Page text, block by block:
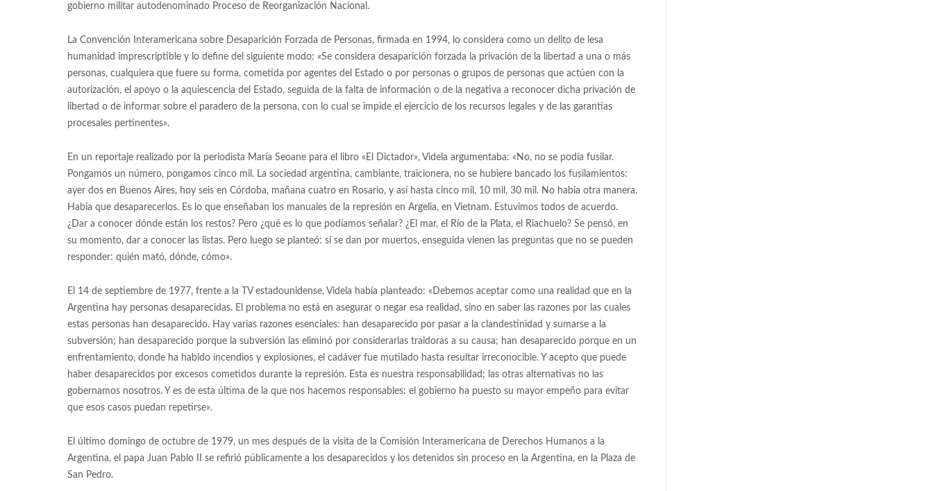
gobierno militar autodenominado Proceso de Reorganización Nacional.
La Convención Interamericana sobre Desaparición Forzada de Personas, firmada en 1994, lo considera como un delito de lesa
humanidad imprescriptible y lo define del siguiente modo: «Se considera desaparición forzada la privación de la libertad a una o más
personas, cualquiera que fuere su forma, cometida por agentes del Estado o por personas o grupos de personas que actúen con la
autorización, el apoyo o la aquiescencia del Estado, seguida de la falta de información o de la negativa a reconocer dicha privación de
libertad o de informar sobre el paradero de la persona, con lo cual se impide el ejercicio de los recursos legales y de las garantías
procesales pertinentes».
En un reportaje realizado por la periodista María Seoane para el libro «El Dictador», Videla argumentaba: «No, no se podía fusilar.
Pongamos un número, pongamos cinco mil. La sociedad argentina, cambiante, traicionera, no se hubiere bancado los fusilamientos:
ayer dos en Buenos Aires, hoy seis en Córdoba, mañana cuatro en Rosario, y así hasta cinco mil, 10 mil, 30 mil. No había otra manera.
Había que desaparecerlos. Es lo que enseñaban los manuales de la represión en Argelia, en Vietnam. Estuvimos todos de acuerdo.
¿Dar a conocer dónde están los restos? Pero ¿qué es lo que podíamos señalar? ¿El mar, el Río de la Plata, el Riachuelo? Se pensó, en
su momento, dar a conocer las listas. Pero luego se planteó: si se dan por muertos, enseguida vienen las preguntas que no se pueden
responder: quién mató, dónde, cómo».
El 14 de septiembre de 1977, frente a la TV estadounidense, Videla había planteado: «Debemos aceptar como una realidad que en la
Argentina hay personas desaparecidas. El problema no está en asegurar o negar esa realidad, sino en saber las razones por las cuales
estas personas han desaparecido. Hay varias razones esenciales: han desaparecido por pasar a la clandestinidad y sumarse a la
subversión; han desaparecido porque la subversión las eliminó por considerarlas traidoras a su causa; han desaparecido porque en un
enfrentamiento, donde ha habido incendios y explosiones, el cadáver fue mutilado hasta resultar irreconocible. Y acepto que puede
haber desaparecidos por excesos cometidos durante la represión. Esta es nuestra responsabilidad; las otras alternativas no las
gobernamos nosotros. Y es de esta última de la que nos hacemos responsables: el gobierno ha puesto su mayor empeño para evitar
que esos casos puedan repetirse».
El último domingo de octubre de 1979, un mes después de la visita de la Comisión Interamericana de Derechos Humanos a la
Argentina, el papa Juan Pablo II se refirió públicamente a los desaparecidos y los detenidos sin proceso en la Argentina, en la Plaza de
San Pedro.